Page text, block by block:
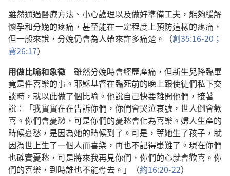
雖然通過醫療方法、小心護理以及做好準備工夫，能夠緩解
懷孕和分娩的疼痛，甚至能在一定程度上預防這樣的疼痛，
但一般來說，分娩仍會為人帶來許多痛楚。（創35:16-20；
賽26:17）
用做比喻和象徵 雖然分娩時會經歷產痛，但新生兒降臨畢
竟是件喜樂的事。耶穌基督在臨死前的晚上跟使徒們私下交
談時，就以此做了個比喻。他說自己快要離開他們，接著
說：「我實實在在告訴你們，你們會哭泣哀號，世人倒會歡
喜。你們會憂愁，可是你們的憂愁會化為喜樂。婦人生產的
時候憂愁，是因為她的時候到了。可是，等她生了孩子，就
因為世上生了一個人而喜樂，再也不記得患難了。現在你們
也確實憂愁，可是將來我再見你們，你們的心就會歡喜。你
們的喜樂，到時誰也不能奪去。」（約16:20-22）